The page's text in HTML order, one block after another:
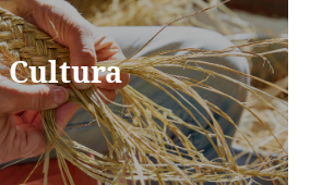
Cultura